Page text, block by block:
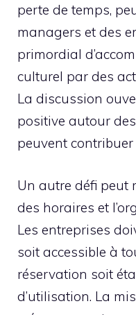
perte de temps,
managers et des
primordial
culturel par des
La discussion
positive autour
peuvent
Un autre défi peut
des horaires et
Les entreprises
soit accessible à
réservation soit
d’utilisation. La